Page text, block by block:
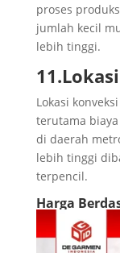
proses
jumlah kecil
lebih tinggi.
Lokasi
terutama
di daerah
lebih tinggi
terpencil.
Harga